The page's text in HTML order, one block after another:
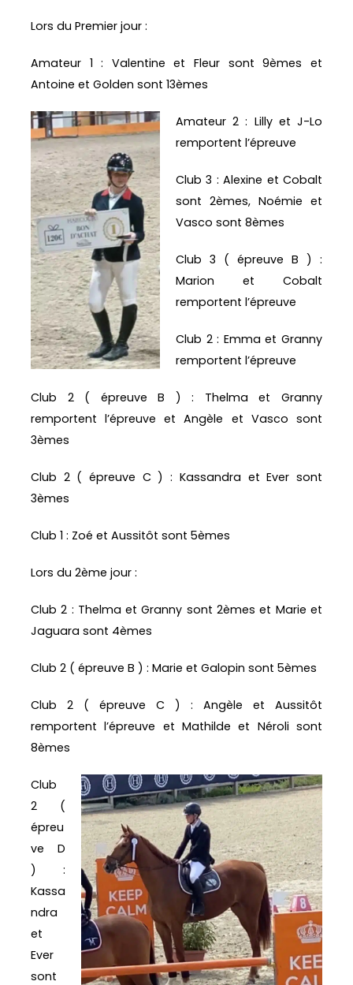
Lors du Premier jour :
Amateur 1 : Valentine et Fleur sont 9èmes et
Antoine et Golden sont 13èmes
Amateur 2 : Lilly et J-Lo
remportent l’épreuve
Club 3 : Alexine et Cobalt
sont 2èmes, Noémie et
Vasco sont 8èmes
Club 3 ( épreuve B ) :
Marion et Cobalt
remportent l’épreuve
Club 2 : Emma et Granny
remportent l’épreuve
Club 2 ( épreuve B ) : Thelma et Granny
remportent l’épreuve et Angèle et Vasco sont
3èmes
Club 2 ( épreuve C ) : Kassandra et Ever sont
3èmes
Club 1 : Zoé et Aussitôt sont 5èmes
Lors du 2ème jour :
Club 2 : Thelma et Granny sont 2èmes et Marie et
Jaguara sont 4èmes
Club 2 ( épreuve B ) : Marie et Galopin sont 5èmes
Club 2 ( épreuve C ) : Angèle et Aussitôt
remportent l’épreuve et Mathilde et Néroli sont
8èmes
Club
2 (
épreu
ve D
) :
Kassa
ndra
et
Ever
sont